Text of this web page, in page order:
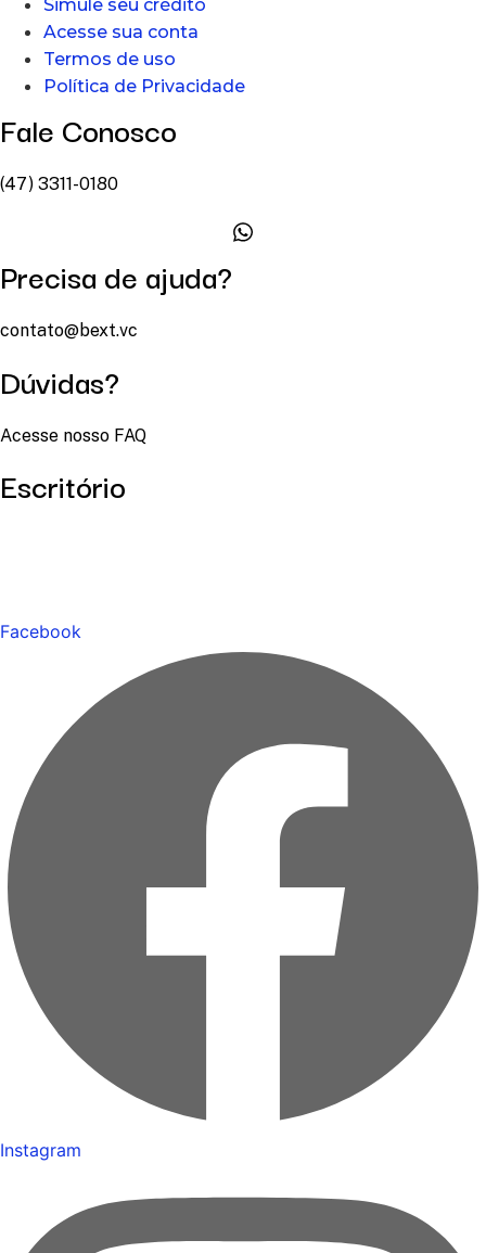
Simule seu crédito
Acesse sua conta
Termos de uso
Política de Privacidade
Fale Conosco
(47) 3311-0180
Precisa de ajuda?
contato@bext.vc
Dúvidas?
Acesse nosso FAQ
Escritório
Facebook
Instagram